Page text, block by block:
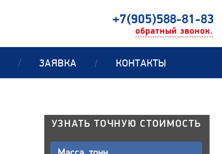
+7(905)588-81-83
обратный звонок.
/ ЗАЯВКА / КОНТАКТЫ
УЗНАТЬ ТОЧНУЮ СТОИМОСТЬ